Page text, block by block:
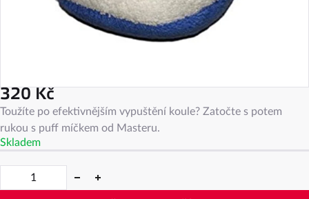
320 Kč
Měrná
cena:
Skladem
Toužíte po efektivnějším vypuštění koule? Zatočte s potem
rukou s puff míčkem od Masteru.